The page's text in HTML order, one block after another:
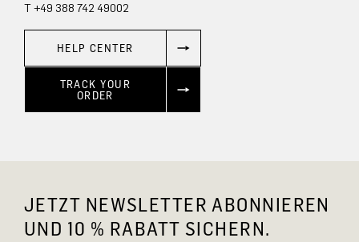
T +49 388 742 49002
HELP CENTER
TRACK YOUR
ORDER
JETZT NEWSLETTER ABONNIEREN
UND 10 % RABATT SICHERN.